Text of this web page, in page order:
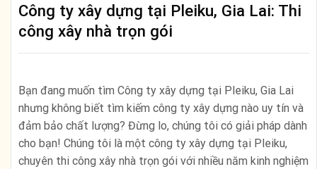
Công ty xây dựng tại Pleiku, Gia Lai: Thi
công xây nhà trọn gói
Bạn đang muốn tìm Công ty xây dựng tại Pleiku, Gia Lai
nhưng không biết tìm kiếm công ty xây dựng nào uy tín và
đảm bảo chất lượng? Đừng lo, chúng tôi có giải pháp dành
cho bạn! Chúng tôi là một công ty xây dựng tại Pleiku,
chuyên thi công xây nhà trọn gói với nhiều năm kinh nghiệm